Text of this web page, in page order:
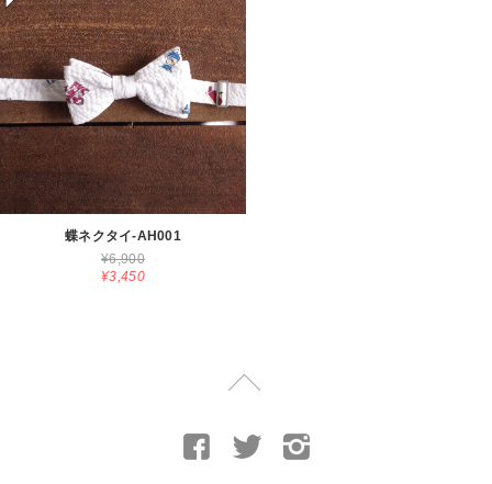
蝶ネクタイ-AH001
¥6,900
¥3,450